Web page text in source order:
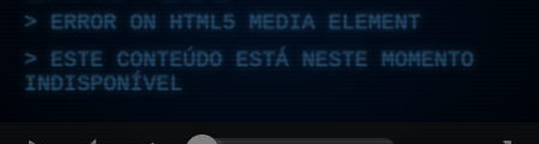
ERROR ON HTML5 MEDIA ELEMENT
ESTE CONTEÚDO ESTÁ NESTE MOMENTO
INDISPONÍVEL